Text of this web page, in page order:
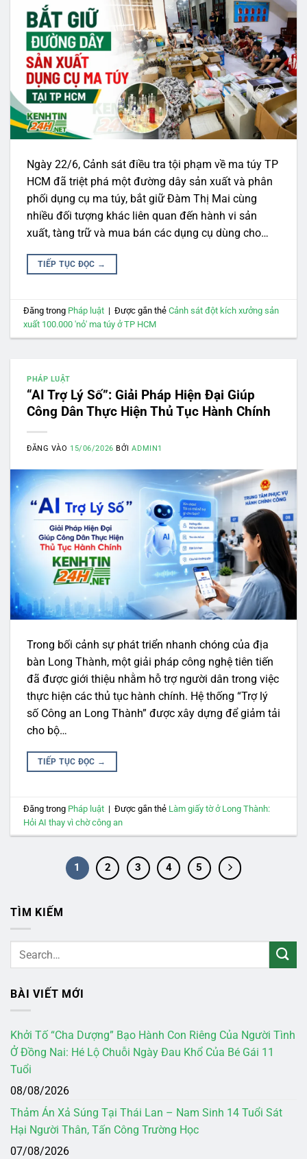
Ngày 22/6, Cảnh sát điều tra tội phạm về ma túy TP
HCM đã triệt phá một đường dây sản xuất và phân
phối dụng cụ ma túy, bắt giữ Đàm Thị Mai cùng
nhiều đối tượng khác liên quan đến hành vi sản
xuất, tàng trữ và mua bán các dụng cụ dùng cho…
TIẾP TỤC ĐỌC →
Đăng trong Pháp luật | Được gắn thẻCảnh sát đột kích xưởng sản
xuất 100.000 'nỏ' ma túy ở TP HCM
PHÁP LUẬT
“AI Trợ Lý Số”: Giải Pháp Hiện Đại Giúp
Công Dân Thực Hiện Thủ Tục Hành Chính
ĐĂNG VÀO 15/06/2026 BỞIADMIN1
Trong bối cảnh sự phát triển nhanh chóng của địa
bàn Long Thành, một giải pháp công nghệ tiên tiến
đã được giới thiệu nhằm hỗ trợ người dân trong việc
thực hiện các thủ tục hành chính. Hệ thống “Trợ lý
số Công an Long Thành” được xây dựng để giảm tải
cho bộ…
TIẾP TỤC ĐỌC →
Đăng trong Pháp luật | Được gắn thẻ Làm giấy tờ ở Long Thành:
Hỏi AI thay vì chờ công an
1 2 3 4 5
TÌM KIẾM
BÀI VIẾT MỚI
Khởi Tố “Cha Dượng” Bạo Hành Con Riêng Của Người Tình
Ở Đồng Nai: Hé Lộ Chuỗi Ngày Đau Khổ Của Bé Gái 11
Tuổi
08/08/2026
Thảm Án Xả Súng Tại Thái Lan – Nam Sinh 14 Tuổi Sát
Hại Người Thân, Tấn Công Trường Học
07/08/2026